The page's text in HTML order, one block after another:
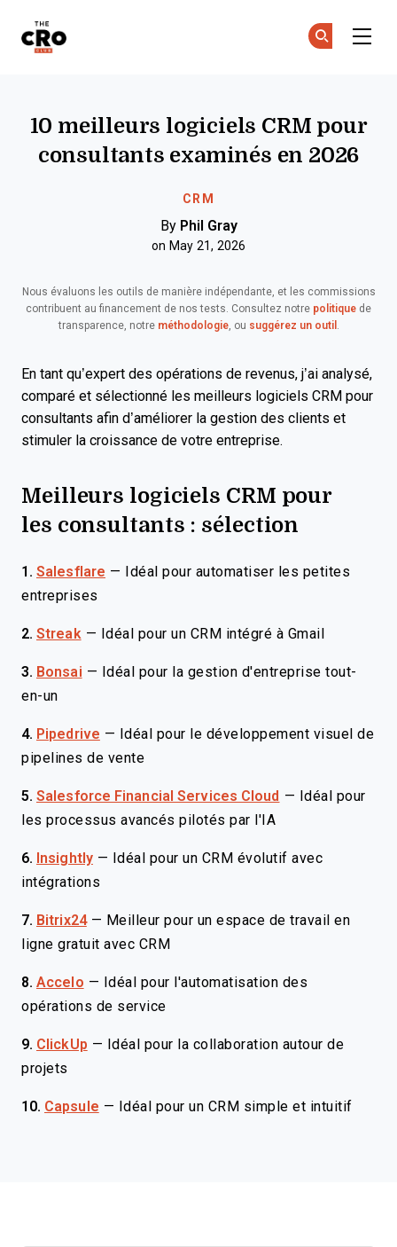
CRM
10 meilleurs logiciels CRM pour
consultants examinés en 2026
By Phil Gray
on May 21, 2026
Nous évaluons les outils de manière indépendante, et les commissions
contribuent au financement de nos tests. Consultez notre politique de
transparence, notre méthodologie, ou suggérez un outil .
En tant qu’expert des opérations de revenus, j’ai analysé,
comparé et sélectionné les meilleurs logiciels CRM pour
consultants afin d’améliorer la gestion des clients et
stimuler la croissance de votre entreprise.
Meilleurs logiciels CRM pour
les consultants : sélection
1. Salesflare —
Idéal pour automatiser les petites
entreprises
2. Streak — Idéal pour un CRM intégré à Gmail
3. Bonsai —
Idéal pour la gestion d'entreprise tout-
en-un
4. Pipedrive —
Idéal pour le développement visuel de
pipelines de vente
5. Salesforce Financial Services Cloud —
Idéal pour
les processus avancés pilotés par l'IA
6. Insightly —
Idéal pour un CRM évolutif avec
intégrations
7. Bitrix24 — Meilleur pour un espace de travail en
ligne gratuit avec CRM
8. Accelo —
Idéal pour l'automatisation des
opérations de service
9. ClickUp —
Idéal pour la collaboration autour de
projets
10. Capsule — Idéal pour un CRM simple et intuitif